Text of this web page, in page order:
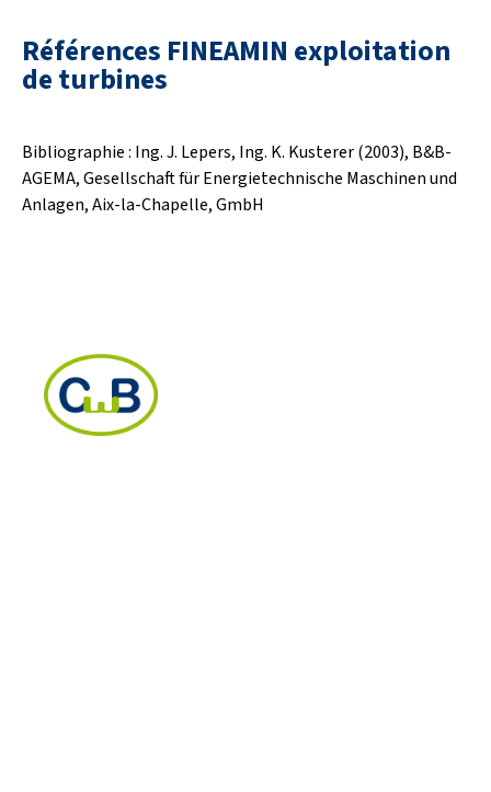
Références FINEAMIN exploitation
de turbines
Bibliographie : Ing. J. Lepers, Ing. K. Kusterer (2003), B&B-
AGEMA, Gesellschaft für Energietechnische Maschinen und
Anlagen, Aix-la-Chapelle, GmbH